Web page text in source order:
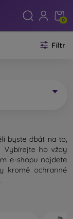
0
Filtr
byste dbát na to,
Vybírejte ho vždy
e-shopu najdete
kromě ochranné
kryt. Je určen na
kryty na mobil se